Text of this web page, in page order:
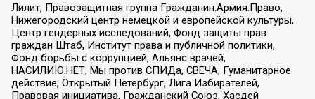
Лилит, Правозащитная группа Гражданин.Армия.Право,
Нижегородский центр немецкой и европейской культуры,
Центр гендерных исследований, Фонд защиты прав
граждан Штаб, Институт права и публичной политики,
Фонд борьбы с коррупцией, Альянс врачей,
НАСИЛИЮ.НЕТ, Мы против СПИДа, СВЕЧА, Гуманитарное
действие, Открытый Петербург, Лига Избирателей,
Правовая инициатива, Гражданский Союз, Хасдей